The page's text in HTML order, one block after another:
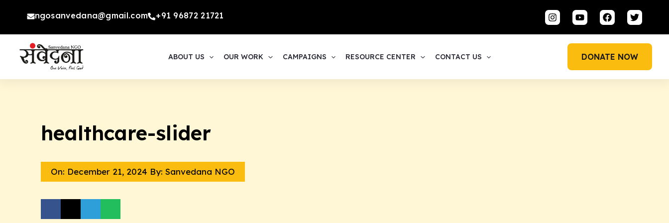
content
ngosanvedana@gmail.com +91 96872 21721
ABOUT US OUR WORK CAMPAIGNS RESOURCE CENTER CONTACT US DONATE NOW
healthcare-slider
On: December 21, 2024 By: Sanvedana NGO